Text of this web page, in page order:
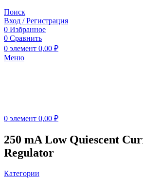
Поиск
Вход / Регистрация
0 Избранное
0 Сравнить
0 элемент 0,00 ₽
Меню
0 элемент 0,00 ₽
250 mA Low Quiescent
Regulator
Категории